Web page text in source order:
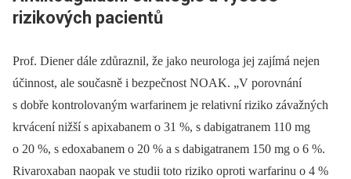
rizikových pacientů
Prof. Diener dále zdůraznil, že jako neurologa jej zajímá nejen
účinnost, ale současně i bezpečnost NOAK. „V porovnání
s dobře kontrolovaným warfarinem je relativní riziko závažných
krvácení nižší s apixabanem o 31 %, s dabigatranem 110 mg
o 20 %, s edoxabanem o 20 % a s dabigatranem 150 mg o 6 %.
Rivaroxaban naopak ve studii toto riziko oproti warfarinu o 4 %